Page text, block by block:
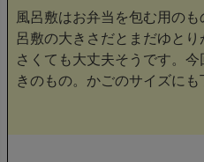
風呂敷はお弁当を包む用の
呂敷の大きさだとまだゆと
さくても大丈夫そうです。
きのもの。かごのサイズにも